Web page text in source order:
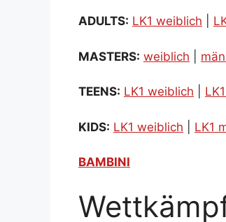
ADULTS: LK1 weiblich
MASTERS: weiblich
TEENS: LK1 weiblich
KIDS: LK1 weiblich LK1
BAMBINI